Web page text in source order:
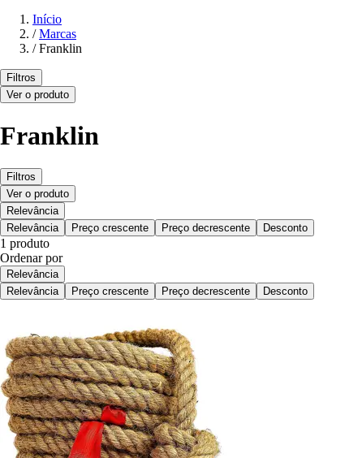
Início
/ Marcas
/ Franklin
Filtros
Ver o produto
Franklin
Filtros
Ver o produto
Relevância
Relevância
Preço crescente Preço decrescente Desconto
1 produto
Ordenar por
Relevância
Relevância
Preço crescente Preço decrescente Desconto